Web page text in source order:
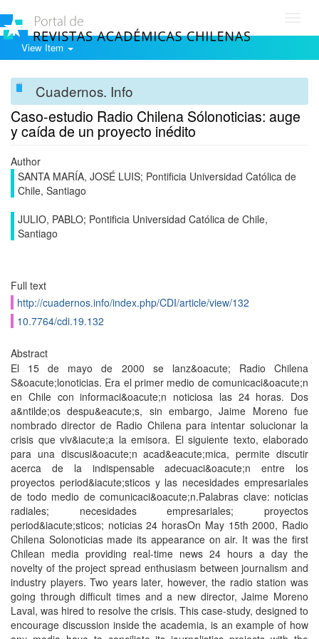
View Item
Cuadernos. Info
Caso-estudio Radio Chilena Sólonoticias: auge
y caída de un proyecto inédito
Author
SANTA MARÍA, JOSÉ LUIS; Pontificia Universidad Católica de
Chile, Santiago
JULIO, PABLO; Pontificia Universidad Católica de Chile,
Santiago
Full text
http://cuadernos.info/index.php/CDI/article/view/132
10.7764/cdi.19.132
Abstract
El 15 de mayo de 2000 se lanz&oacute; Radio Chilena
S&oacute;lonoticias. Era el primer medio de comunicaci&oacute;n
en Chile con informaci&oacute;n noticiosa las 24 horas. Dos
a&ntilde;os despu&eacute;s, sin embargo, Jaime Moreno fue
nombrado director de Radio Chilena para intentar solucionar la
crisis que viv&iacute;a la emisora. El siguiente texto, elaborado
para una discusi&oacute;n acad&eacute;mica, permite discutir
acerca de la indispensable adecuaci&oacute;n entre los
proyectos period&iacute;sticos y las necesidades empresariales
de todo medio de comunicaci&oacute;n.Palabras clave: noticias
radiales; necesidades empresariales; proyectos
period&iacute;sticos; noticias 24 horasOn May 15th 2000, Radio
Chilena Solonoticias made its appearance on air. It was the first
Chilean media providing real-time news 24 hours a day the
novelty of the project spread enthusiasm between journalism and
industry players. Two years later, however, the radio station was
going through difficult times and a new director, Jaime Moreno
Laval, was hired to resolve the crisis. This case-study, designed to
encourage discussion inside the academia, is an example of how